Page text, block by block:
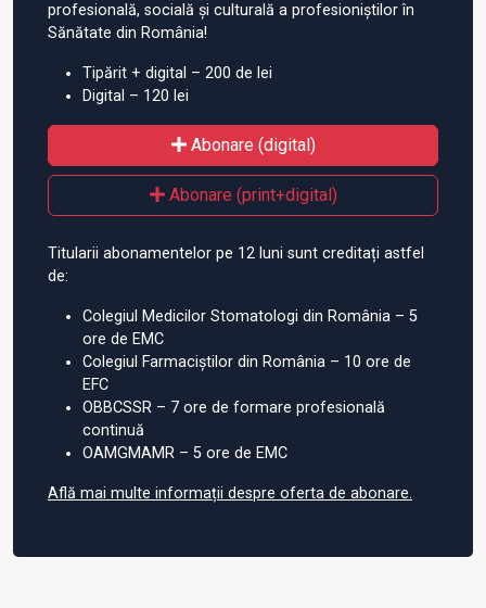
profesională, socială și culturală a profesioniștilor în
Sănătate din România!
Tipărit + digital – 200 de lei
Digital – 120 lei
Abonare (digital)
Abonare (print+digital)
Titularii abonamentelor pe 12 luni sunt creditați astfel
de:
Colegiul Medicilor Stomatologi din România – 5
ore de EMC
Colegiul Farmaciștilor din România – 10 ore de
EFC
OBBCSSR – 7 ore de formare profesională
continuă
OAMGMAMR – 5 ore de EMC
Află mai multe informații despre oferta de abonare.